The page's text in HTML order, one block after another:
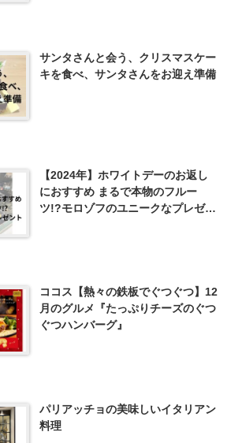
サンタさんと会う、クリスマスケー
キを食べ、サンタさんをお迎え準備
【2024年】ホワイトデーのお返し
におすすめ まるで本物のフルー
ツ!?モロゾフのユニークなプレゼン
ココス【熱々の鉄板でぐつぐつ】12
月のグルメ『たっぷりチーズのぐつ
ぐつハンバーグ』
パリアッチョの美味しいイタリアン
料理